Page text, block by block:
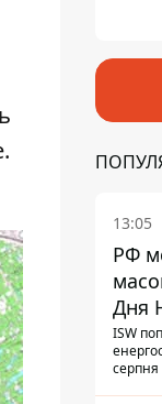
13:05
РФ
Дня
ISW
серпня